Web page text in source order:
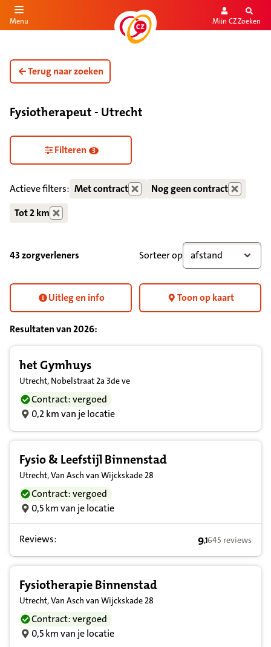
de inhoud
Menu Mijn CZZoeken
Terug naar zoeken
Fysiotherapeut - Utrecht
Filteren 3
Actieve filters: Met contract
Nog geen contract
Tot 2 km
43 zorgverleners Sorteer op afstand
Uitleg en info Toon op kaart
Resultaten van2026:
het Gymhuys
Utrecht, Nobelstraat 2a 3de ve
Contract: vergoed
0,2 km van je locatie
Fysio & Leefstijl Binnenstad
Utrecht, Van Asch van Wijckskade 28
Contract: vergoed
0,5 km van je locatie
Reviews: 9,1 op basis van
9,1645 reviews
Fysiotherapie Binnenstad
Utrecht, Van Asch van Wijckskade 28
Contract: vergoed
0,5 km van je locatie